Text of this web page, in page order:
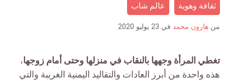
ثقافة وهوية عالم شاب
من هارون محمد في 23 يوليو 2020
تغطي المرأة وجهها بالنقاب في منزلها وحتى أمام زوجها،
هذه واحدة من أبرز العادات والتقاليد اليمنية الغريبة والتي